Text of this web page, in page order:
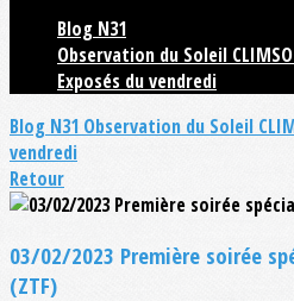
Blog N31
Observation du Soleil
Exposés du vendredi
Blog N31 Observation du Soleil
vendredi
Retour
03/02/2023 Première soirée
(ZTF)